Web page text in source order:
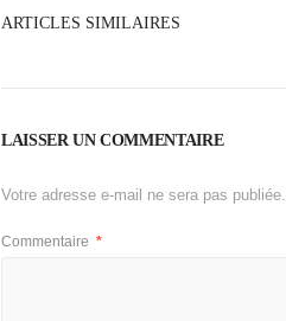
ARTICLES SIMILAIRES
LAISSER UN COMMENTAIRE
Votre adresse e-mail ne sera pas publiée.
Commentaire *